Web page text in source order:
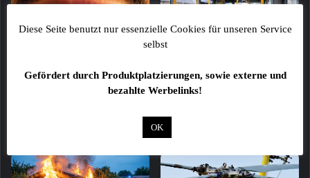
Trickdiebstahl: Senior um
Schmuck im Wert von 1.500
Fahrgast bei Vollbremsung
eines Busses verletzt –
Polizei sucht Zeugen in
Diese Seite benutzt nur essenzielle Cookies für unseren Service
selbst
Gefördert durch Produktplatzierungen, sowie externe und
bezahlte Werbelinks!
OK